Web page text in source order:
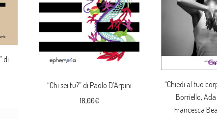
di
“Chi sei tu?” di Paolo D’Arpini
18,00€
“Chiedi al tuo
Borriello,
Francesca